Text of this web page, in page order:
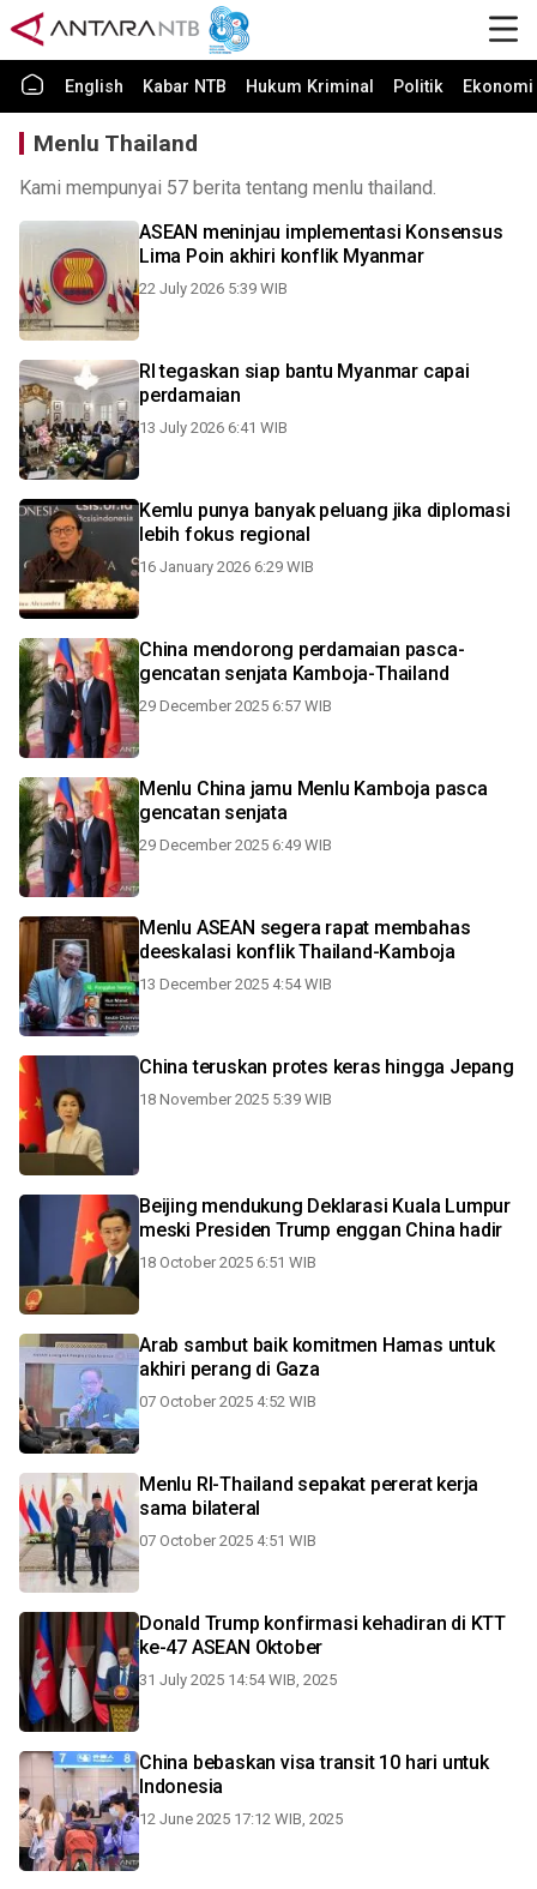
English Kabar NTB Hukum Kriminal Politik
Menlu Thailand
Kami mempunyai 57 berita tentang menlu thailand.
ASEAN meninjau implementasi Konsensus
Lima Poin akhiri konflik Myanmar
22 July 2026 5:39 WIB
RI tegaskan siap bantu Myanmar capai
perdamaian
13 July 2026 6:41 WIB
Kemlu punya banyak peluang jika diplomasi
lebih fokus regional
16 January 2026 6:29 WIB
China mendorong perdamaian pasca-
gencatan senjata Kamboja-Thailand
29 December 2025 6:57 WIB
Menlu China jamu Menlu Kamboja pasca
gencatan senjata
29 December 2025 6:49 WIB
Menlu ASEAN segera rapat membahas
deeskalasi konflik Thailand-Kamboja
13 December 2025 4:54 WIB
China teruskan protes keras hingga Jepang
18 November 2025 5:39 WIB
Beijing mendukung Deklarasi Kuala Lumpur
meski Presiden Trump enggan China hadir
18 October 2025 6:51 WIB
Arab sambut baik komitmen Hamas untuk
akhiri perang di Gaza
07 October 2025 4:52 WIB
Menlu RI-Thailand sepakat pererat kerja
sama bilateral
07 October 2025 4:51 WIB
Donald Trump konfirmasi kehadiran di KTT
ke-47 ASEAN Oktober
31 July 2025 14:54 WIB, 2025
China bebaskan visa transit 10 hari untuk
Indonesia
12 June 2025 17:12 WIB, 2025